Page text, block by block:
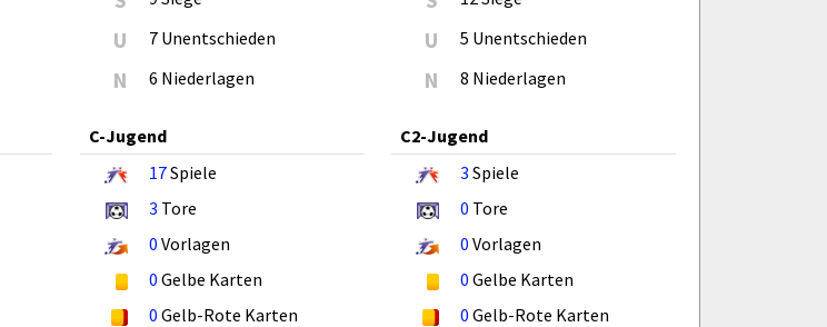
U 7 Unentschieden
N 6 Niederlagen
U 5 Unentschieden
N 8 Niederlagen
C-Jugend
17Spiele
3 Tore
0 Vorlagen
0 Gelbe Karten
0 Gelb-Rote Karten
C2-Jugend
3 Spiele
0 Tore
0 Vorlagen
0 Gelbe Karten
0 Gelb-Rote Karten